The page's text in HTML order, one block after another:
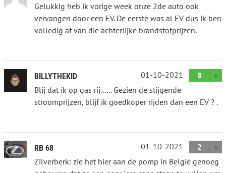
Gelukkig heb ik vorige week onze 2de auto ook
vervangen door een EV. De eerste was al EV dus ik ben
volledig af van die achterlijke brandstofprijzen.
BILLYTHEKID 01-10-2021
8
Blij dat ik op gas rij...... Gezien de stijgende
stroomprijzen, blijf ik goedkoper rijden dan een EV ? .
RB 68 01-10-2021
2
Zilverberk: zie het hier aan de pomp in België genoeg